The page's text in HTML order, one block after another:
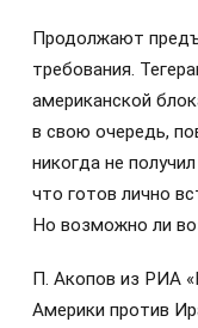
Продолжают
требования.
американской
в свою очередь,
никогда не
что готов лично
Но возможно ли
П. Акопов из РИА
Америки против